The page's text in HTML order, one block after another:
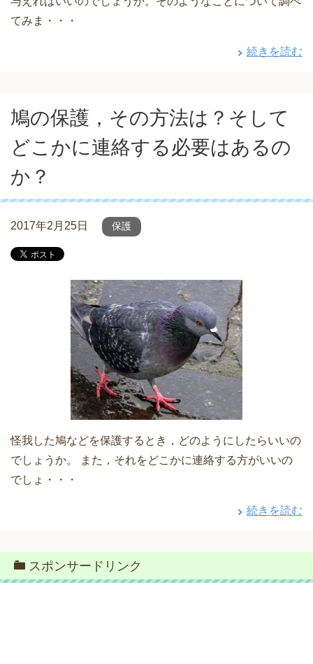
てみま・・・
続きを読む
鳩の保護，その方法は？そして
どこかに連絡する必要はあるの
か？
2017年2月25日 保護
怪我した鳩などを保護するとき，どのようにしたらいいの
でしょうか。 また，それをどこかに連絡する方がいいの
でしょ・・・
続きを読む
スポンサードリンク